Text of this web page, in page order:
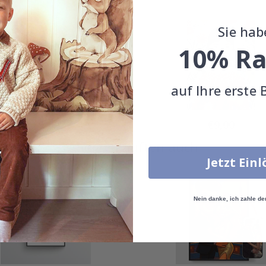
Special
Price
€9,00
Andere kauften auch
Sie
10%
auf Ihre erste
Jetzt
Nein danke, ich zahle